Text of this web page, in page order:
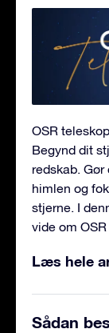
OSR
Begynd dit
redskab.
himlen og
stjerne. I
vide om
Læs hele
Sådan